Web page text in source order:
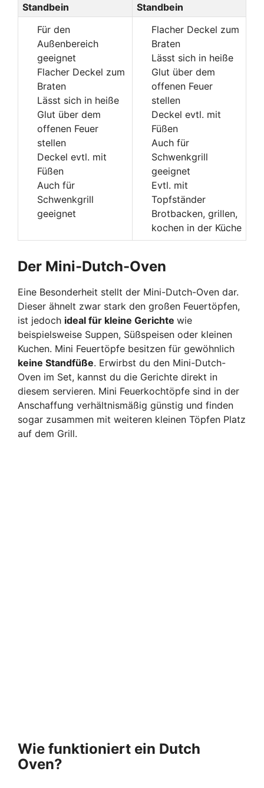
Standbein
Standbein
Für den
Außenbereich
geeignet
Flacher Deckel zum
Braten
Lässt sich in heiße
Glut über dem
offenen Feuer
stellen
Deckel evtl. mit
Füßen
Auch für
Schwenkgrill
geeignet
Flacher Deckel zum
Braten
Lässt sich in heiße
Glut über dem
offenen Feuer
stellen
Deckel evtl. mit
Füßen
Auch für
Schwenkgrill
geeignet
Evtl. mit
Topfständer
Brotbacken, grillen,
kochen in der Küche
Der Mini-Dutch-Oven
Eine Besonderheit stellt der Mini-Dutch-Oven dar.
Dieser ähnelt zwar stark den großen Feuertöpfen,
ist jedoch ideal für kleine Gerichte wie
beispielsweise Suppen, Süßspeisen oder kleinen
Kuchen. Mini Feuertöpfe besitzen für gewöhnlich
keine Standfüße. Erwirbst du den Mini-Dutch-
Oven im Set, kannst du die Gerichte direkt in
diesem servieren. Mini Feuerkochtöpfe sind in der
Anschaffung verhältnismäßig günstig und finden
sogar zusammen mit weiteren kleinen Töpfen Platz
auf dem Grill.
Wie funktioniert ein Dutch
Oven?